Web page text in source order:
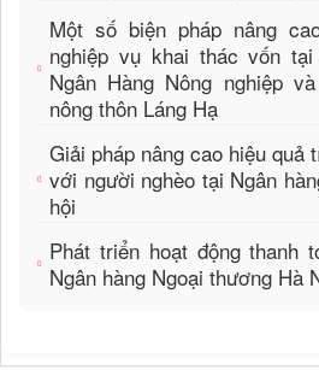
Một số biện pháp nâng
nghiệp vụ khai thác vốn
Ngân Hàng Nông nghiệp
nông thôn Láng Hạ
Giải pháp nâng cao hiệu quả
với người nghèo tại Ngân
hội
Phát triển hoạt động thanh
Ngân hàng Ngoại thương Hà